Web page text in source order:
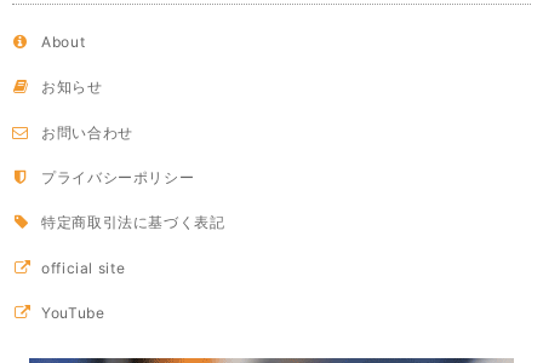
About
お知らせ
お問い合わせ
プライバシーポリシー
特定商取引法に基づく表記
official site
YouTube